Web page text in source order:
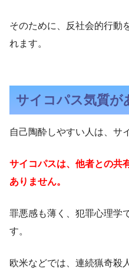
そのために、反社会的行動
れます。
サイコパス気質が
自己陶酔しやすい人は、サ
サイコパスは、他者との共
ありません。
罪悪感も薄く、犯罪心理学
す。
欧米などでは、連続猟奇殺